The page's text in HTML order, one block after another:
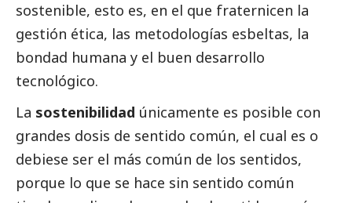
sostenible, esto es, en el que fraternicen la
gestión ética, las metodologías esbeltas, la
bondad humana y el buen desarrollo
tecnológico.
La sostenibilidad únicamente es posible con
grandes dosis de sentido común, el cual es o
debiese ser el más común de los sentidos,
porque lo que se hace sin sentido común